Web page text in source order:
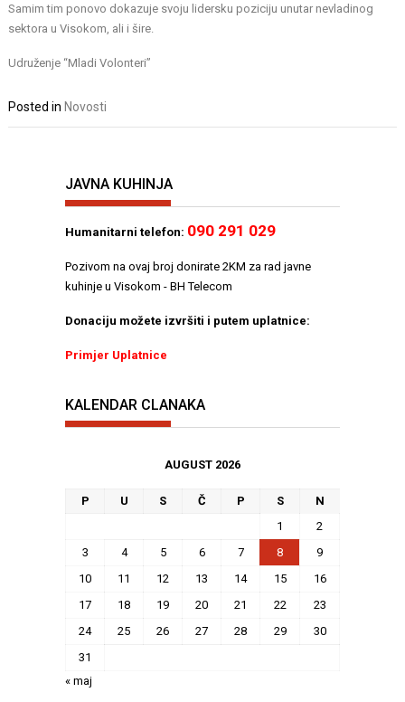
Samim tim ponovo dokazuje svoju lidersku poziciju unutar nevladinog
sektora u Visokom, ali i šire.
Udruženje “Mladi Volonteri”
Posted in Novosti
JAVNA KUHINJA
Humanitarni telefon: 090 291 029
Pozivom na ovaj broj donirate 2KM za rad javne
kuhinje u Visokom - BH Telecom
Donaciju možete izvršiti i putem uplatnice:
Primjer Uplatnice
KALENDAR CLANAKA
AUGUST 2026
P U S Č P S
N
1
2
3
4 5 6 7 8
9
10
11 12 13 14 15
16
17
18 19 20 21 22
23
24
25 26 27 28 29
30
31
« maj